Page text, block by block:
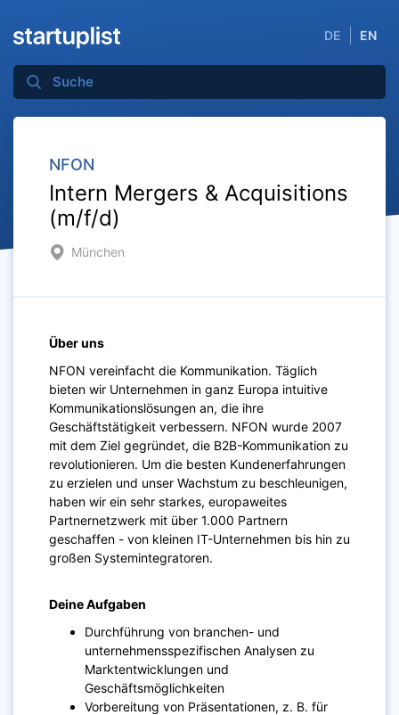
DE EN
NFON
Intern Mergers & Acquisitions
(m/f/d)
München
Über uns
NFON vereinfacht die Kommunikation. Täglich
bieten wir Unternehmen in ganz Europa intuitive
Kommunikationslösungen an, die ihre
Geschäftstätigkeit verbessern. NFON wurde 2007
mit dem Ziel gegründet, die B2B-Kommunikation zu
revolutionieren. Um die besten Kundenerfahrungen
zu erzielen und unser Wachstum zu beschleunigen,
haben wir ein sehr starkes, europaweites
Partnernetzwerk mit über 1.000 Partnern
geschaffen - von kleinen IT-Unternehmen bis hin zu
großen Systemintegratoren.​
Deine Aufgaben
Durchführung von branchen- und
unternehmensspezifischen Analysen zu
Marktentwicklungen und
Geschäftsmöglichkeiten
Vorbereitung von Präsentationen, z. B. für